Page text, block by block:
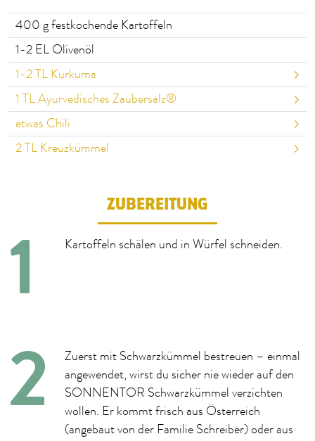
400 g festkochende Kartoffeln
1-2 EL Olivenöl
1-2TL Kurkuma
1 TL Ayurvedisches Zaubersalz®
etwas Chili
2TL Kreuzkümmel
ZUBEREITUNG
Kartoffeln schälen und in Würfel schneiden.
Zuerst mit Schwarzkümmel bestreuen – einmal
angewendet, wirst du sicher nie wieder auf den
SONNENTOR Schwarzkümmel verzichten
wollen. Er kommt frisch aus Österreich
(angebaut von der Familie Schreiber) oder aus